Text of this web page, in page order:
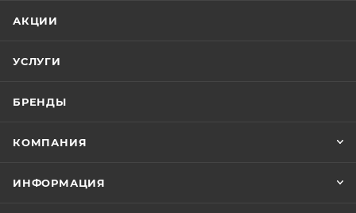
АКЦИИ
УСЛУГИ
БРЕНДЫ
КОМПАНИЯ
ИНФОРМАЦИЯ